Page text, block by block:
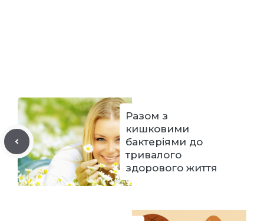
Разом з
кишковими
бактеріями до
тривалого
здорового життя